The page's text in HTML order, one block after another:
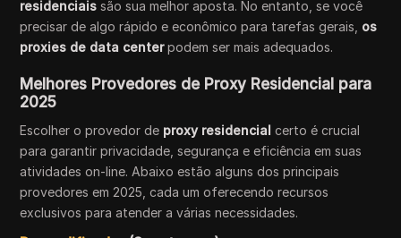
residenciais são sua melhor aposta. No entanto, se você
precisar de algo rápido e econômico para tarefas gerais, os
proxies de data centerpodem ser mais adequados.
Melhores Provedores de Proxy Residencial para
2025
Escolher o provedor de proxy residencial certo é crucial
para garantir privacidade, segurança e eficiência em suas
atividades on-line. Abaixo estão alguns dos principais
provedores em 2025, cada um oferecendo recursos
exclusivos para atender a várias necessidades.